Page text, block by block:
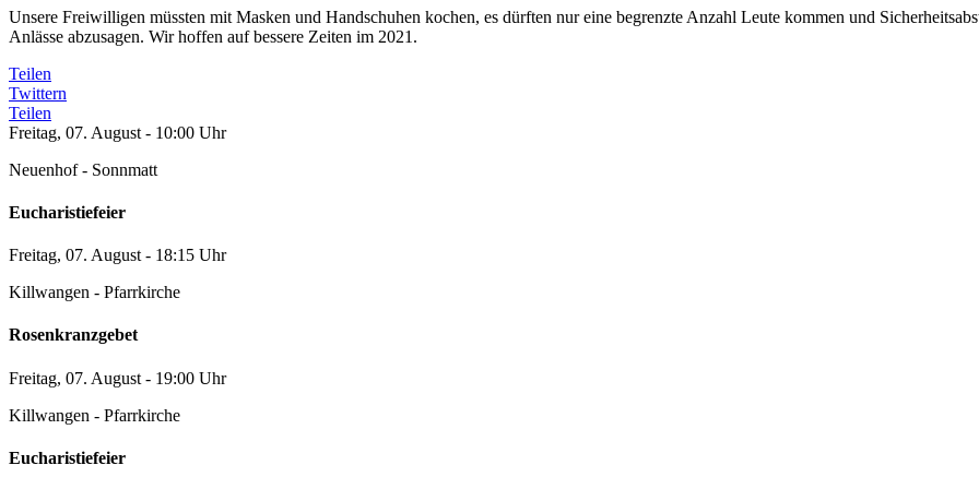
Unsere Freiwilligen müssten mit Masken und Handschuhen kochen, es dürften nur eine begrenzte Anzahl Leute kommen und
Anlässe abzusagen. Wir hoffen auf bessere Zeiten im 2021.
Teilen
Twittern
Teilen
Freitag, 07. August - 10:00 Uhr
Neuenhof - Sonnmatt
Eucharistiefeier
Freitag, 07. August - 18:15 Uhr
Killwangen - Pfarrkirche
Rosenkranzgebet
Freitag, 07. August - 19:00 Uhr
Killwangen - Pfarrkirche
Eucharistiefeier